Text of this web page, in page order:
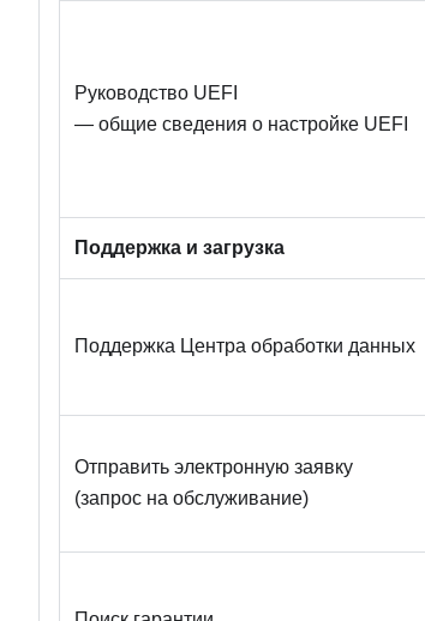
Руководство UEFI
— общие сведения о настройке UEFI
Поддержка и загрузка
Поддержка Центра обработки данных
Отправить электронную заявку
(запрос на обслуживание)